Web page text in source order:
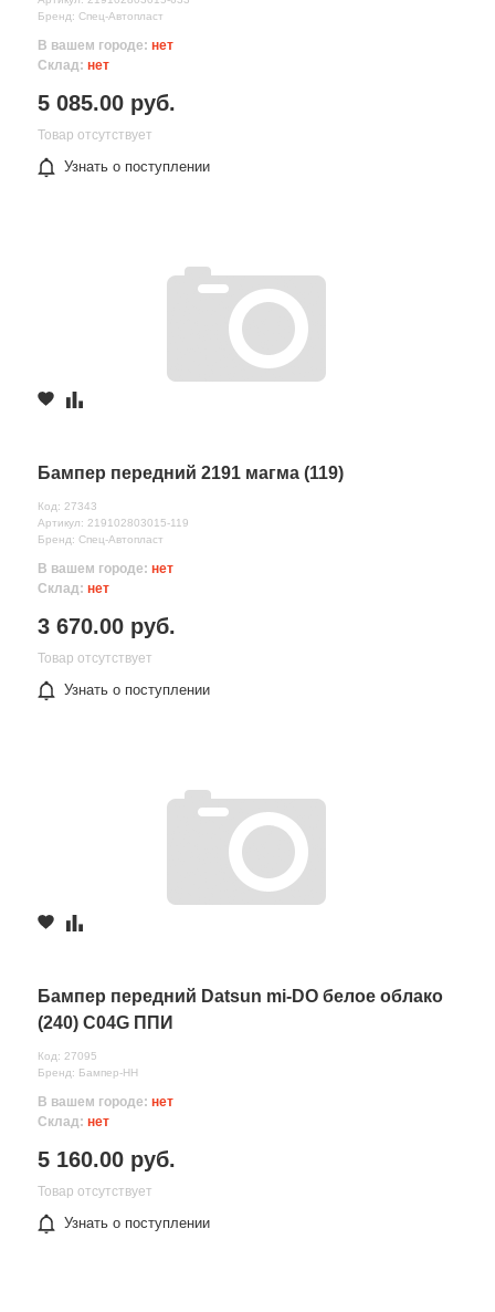
Бренд: Спец-Автопласт
В вашем городе: нет
Склад: нет
5 085.00 руб.
Товар отсутствует
Узнать о поступлении
Бампер передний 2191 магма (119)
Код: 27343
Артикул: 219102803015-119
Бренд: Спец-Автопласт
В вашем городе: нет
Склад: нет
3 670.00 руб.
Товар отсутствует
Узнать о поступлении
Бампер передний Datsun mi-DO белое облако
(240) C04G ППИ
Код: 27095
Бренд: Бампер-НН
В вашем городе: нет
Склад: нет
5 160.00 руб.
Товар отсутствует
Узнать о поступлении